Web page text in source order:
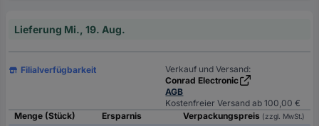
Lieferung Mi., 19. Aug.
Filialverfügbarkeit
Verkauf und Versand:
Conrad Electronic
AGB
Kostenfreier Versand ab 100,00 €
Menge (Stück)
Ersparnis Verpackungspreis (zzgl. MwSt.)